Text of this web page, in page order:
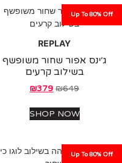
Up To
REPLAY
אפור שחור משופשף
בשילוב קרעים
₪
₪379
SHOP NOW
Up To